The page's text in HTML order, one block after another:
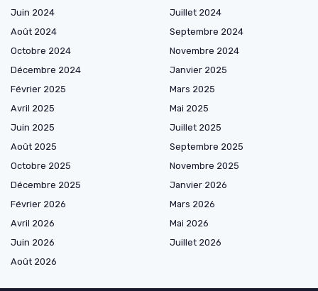
Juin 2024
Juillet 2024
Août 2024
Septembre 2024
Octobre 2024
Novembre 2024
Décembre 2024
Janvier 2025
Février 2025
Mars 2025
Avril 2025
Mai 2025
Juin 2025
Juillet 2025
Août 2025
Septembre 2025
Octobre 2025
Novembre 2025
Décembre 2025
Janvier 2026
Février 2026
Mars 2026
Avril 2026
Mai 2026
Juin 2026
Juillet 2026
Août 2026